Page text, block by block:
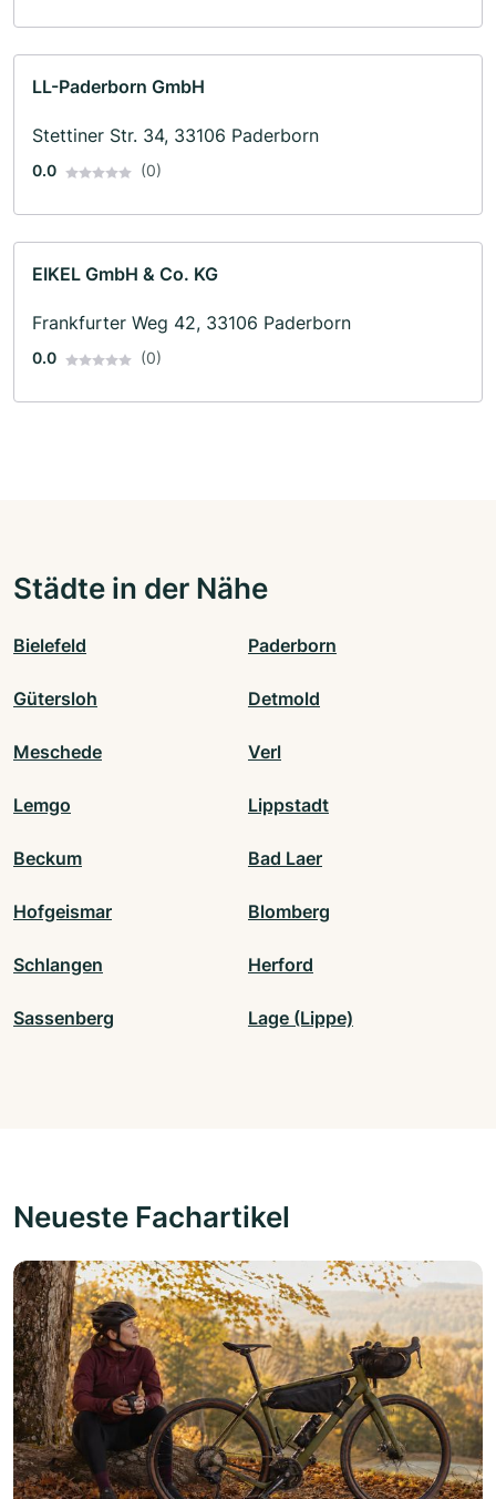
LL-Paderborn GmbH
Stettiner Str. 34, 33106 Paderborn
0.0 (0)
EIKEL GmbH & Co. KG
Frankfurter Weg 42, 33106 Paderborn
0.0 (0)
Städte in der Nähe
Bielefeld Paderborn
Gütersloh Detmold
Meschede Verl
Lemgo Lippstadt
Beckum Bad Laer
Hofgeismar Blomberg
Schlangen Herford
Sassenberg Lage (Lippe)
Neueste Fachartikel